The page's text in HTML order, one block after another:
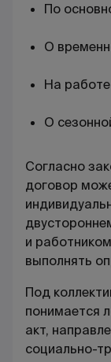
По
О
На работе
О
Согласно
договор
и
выполнять
Под
понимается
акт,
социально-